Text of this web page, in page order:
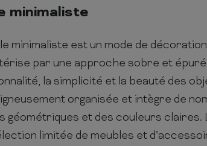
minimaliste
minimaliste est un mode de
par une approche sobre et
la simplicité et la beauté des
organisée et intègre de
géométriques et des couleurs
limitée de meubles et